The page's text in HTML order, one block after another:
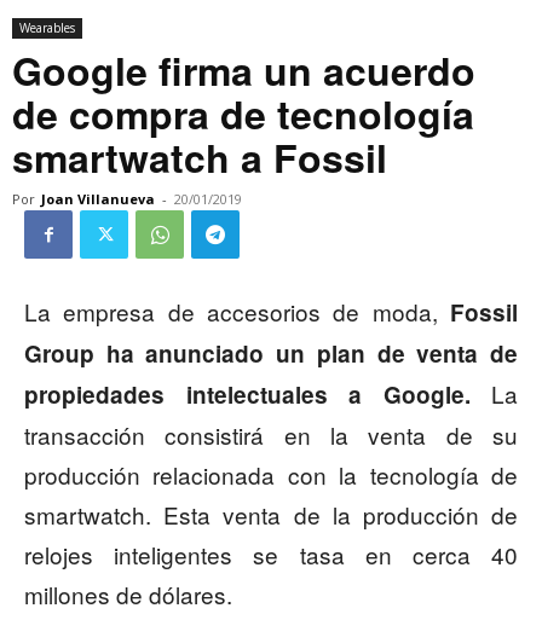
Wearables
Google firma un acuerdo
de compra de tecnología
smartwatch a Fossil
Por Joan Villanueva - 20/01/2019
La empresa de accesorios de moda, Fossil
Group ha anunciado un plan de venta de
propiedades intelectuales a Google. La
transacción consistirá en la venta de su
producción relacionada con la tecnología de
smartwatch. Esta venta de la producción de
relojes inteligentes se tasa en cerca 40
millones de dólares.